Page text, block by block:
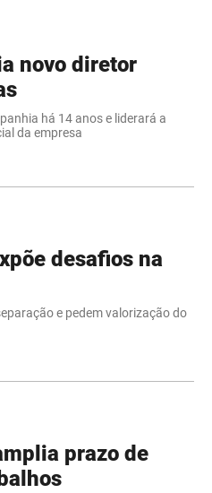
novo diretor
há 14 anos e liderará a
da empresa
desafios na
e pedem valorização do
prazo de